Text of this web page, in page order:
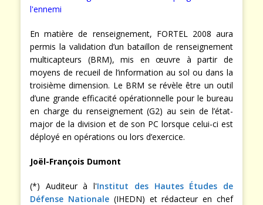
l'ennemi
En matière de renseignement, FORTEL 2008 aura
permis la validation d’un bataillon de renseignement
multicapteurs (BRM), mis en œuvre à partir de
moyens de recueil de l’information au sol ou dans la
troisième dimension. Le BRM se révèle être un outil
d’une grande efficacité opérationnelle pour le bureau
en charge du renseignement (G2) au sein de l’état-
major de la division et de son PC lorsque celui-ci est
déployé en opérations ou lors d’exercice.
Joël-François Dumont
(*) Auditeur à l'Institut des Hautes Études de
Défense Nationale(IHEDN) et rédacteur en chef